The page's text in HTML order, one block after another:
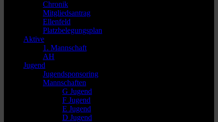
Chronik
Mitgliedsantrag
Ellenfeld
Platzbelegungsplan
Aktive
1. Mannschaft
AH
Jugend
Jugendsponsoring
Mannschaften
G Jugend
F Jugend
E Jugend
D Jugend